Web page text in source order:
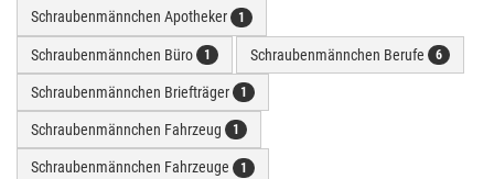
Schraubenmännchen Apotheker 1
Schraubenmännchen Büro 1 Schraubenmännchen Berufe 6
Schraubenmännchen Briefträger 1
Schraubenmännchen Fahrzeug 1
Schraubenmännchen Fahrzeuge 1